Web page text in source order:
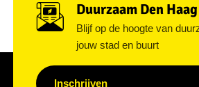
Duurzaam Den
Blijf op de hoogte van
jouw stad en buurt
Inschrijven